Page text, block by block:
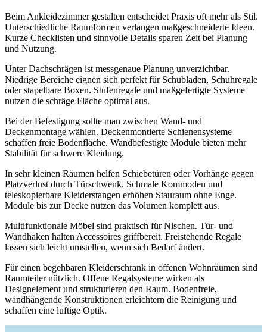
Beim Ankleidezimmer gestalten entscheidet Praxis oft mehr als Stil.
Unterschiedliche Raumformen verlangen maßgeschneiderte Ideen.
Kurze Checklisten und sinnvolle Details sparen Zeit bei Planung
und Nutzung.
Unter Dachschrägen ist messgenaue Planung unverzichtbar.
Niedrige Bereiche eignen sich perfekt für Schubladen, Schuhregale
oder stapelbare Boxen. Stufenregale und maßgefertigte Systeme
nutzen die schräge Fläche optimal aus.
Bei der Befestigung sollte man zwischen Wand- und
Deckenmontage wählen. Deckenmontierte Schienensysteme
schaffen freie Bodenfläche. Wandbefestigte Module bieten mehr
Stabilität für schwere Kleidung.
In sehr kleinen Räumen helfen Schiebetüren oder Vorhänge gegen
Platzverlust durch Türschwenk. Schmale Kommoden und
teleskopierbare Kleiderstangen erhöhen Stauraum ohne Enge.
Module bis zur Decke nutzen das Volumen komplett aus.
Multifunktionale Möbel sind praktisch für Nischen. Tür- und
Wandhaken halten Accessoires griffbereit. Freistehende Regale
lassen sich leicht umstellen, wenn sich Bedarf ändert.
Für einen begehbaren Kleiderschrank in offenen Wohnräumen sind
Raumteiler nützlich. Offene Regalsysteme wirken als
Designelement und strukturieren den Raum. Bodenfreie,
wandhängende Konstruktionen erleichtern die Reinigung und
schaffen eine luftige Optik.